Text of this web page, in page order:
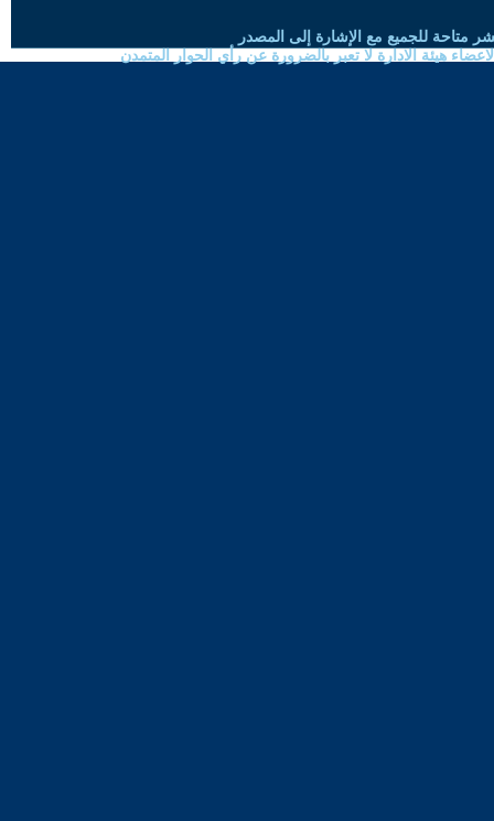
متاحة للجميع مع الإشارة إلى المصدر
هيئة الادارة لا تعبر بالضرورة عن رأي الحوار المتمدن